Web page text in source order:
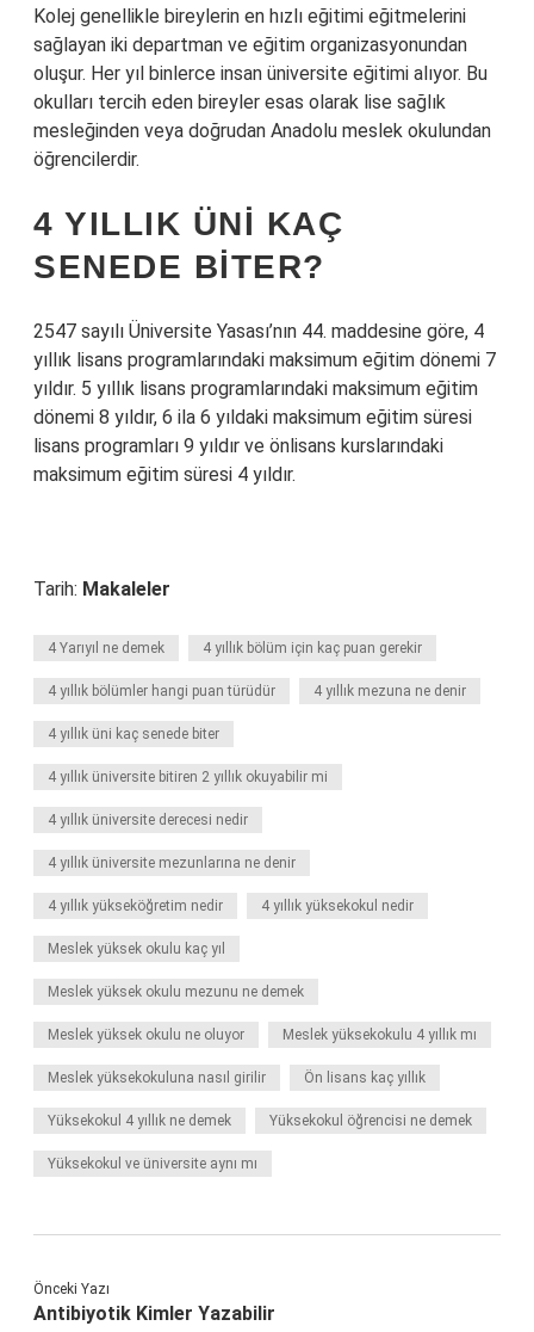
Kolej genellikle bireylerin en hızlı eğitimi eğitmelerini
sağlayan iki departman ve eğitim organizasyonundan
oluşur. Her yıl binlerce insan üniversite eğitimi alıyor. Bu
okulları tercih eden bireyler esas olarak lise sağlık
mesleğinden veya doğrudan Anadolu meslek okulundan
öğrencilerdir.
4 YILLIK ÜNI KAÇ
SENEDE BITER?
2547 sayılı Üniversite Yasası’nın 44. maddesine göre, 4
yıllık lisans programlarındaki maksimum eğitim dönemi 7
yıldır. 5 yıllık lisans programlarındaki maksimum eğitim
dönemi 8 yıldır, 6 ila 6 yıldaki maksimum eğitim süresi
lisans programları 9 yıldır ve önlisans kurslarındaki
maksimum eğitim süresi 4 yıldır.
Tarih: Makaleler
4 Yarıyıl ne demek 4 yıllık bölüm için kaç puan gerekir
4 yıllık bölümler hangi puan türüdür 4 yıllık mezuna ne denir
4 yıllık üni kaç senede biter
4 yıllık üniversite bitiren 2 yıllık okuyabilir mi
4 yıllık üniversite derecesi nedir
4 yıllık üniversite mezunlarına ne denir
4 yıllık yükseköğretim nedir 4 yıllık yüksekokul nedir
Meslek yüksek okulu kaç yıl
Meslek yüksek okulu mezunu ne demek
Meslek yüksek okulu ne oluyor Meslek yüksekokulu 4 yıllık mı
Meslek yüksekokuluna nasıl girilir Ön lisans kaç yıllık
Yüksekokul 4 yıllık ne demek Yüksekokul öğrencisi ne demek
Yüksekokul ve üniversite aynı mı
Önceki Yazı
Antibiyotik Kimler Yazabilir